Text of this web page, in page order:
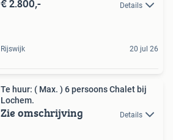
€ 2.800,- Details
Rijswijk 20 jul 26
Te huur: ( Max. ) 6 persoons Chalet bij
Lochem.
Zie omschrijving Details